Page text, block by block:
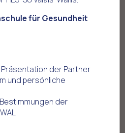
Volvo
für Gesundheit
der Partner
und persönliche
der